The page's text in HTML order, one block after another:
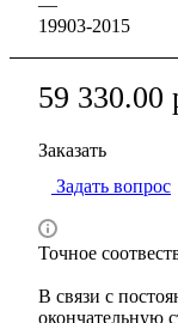
19903-2015
59 330.00
Заказать
Задать вопрос
Точное
В связи с
окончательную